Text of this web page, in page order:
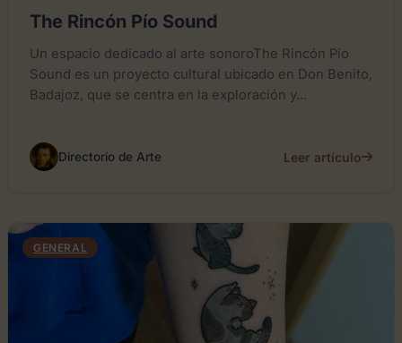
The Rincón Pío Sound
Un espacio dedicado al arte sonoroThe Rincón Pío
Sound es un proyecto cultural ubicado en Don Benito,
Badajoz, que se centra en la exploración y...
Directorio de Arte Leer artículo
GENERAL